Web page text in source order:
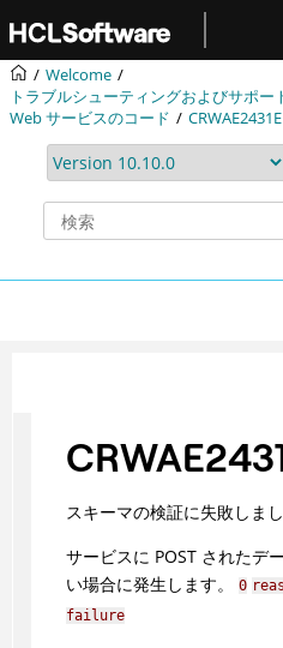
メインコンテンツにジャンプ
Welcome
トラブルシューティングおよびサポー
Web サービスのコード
CRWAE2431E
スキーマの検証に失敗しま
サービスに POST されたデ
い場合に発生します。
0
failure